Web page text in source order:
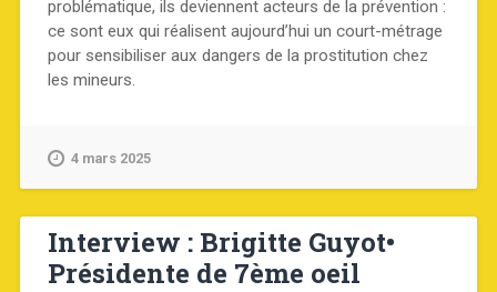
problématique, ils deviennent acteurs de la prévention :
ce sont eux qui réalisent aujourd’hui un court-métrage
pour sensibiliser aux dangers de la prostitution chez
les mineurs.
4 mars 2025
Interview : Brigitte Guyot•
Présidente de 7ème oeil